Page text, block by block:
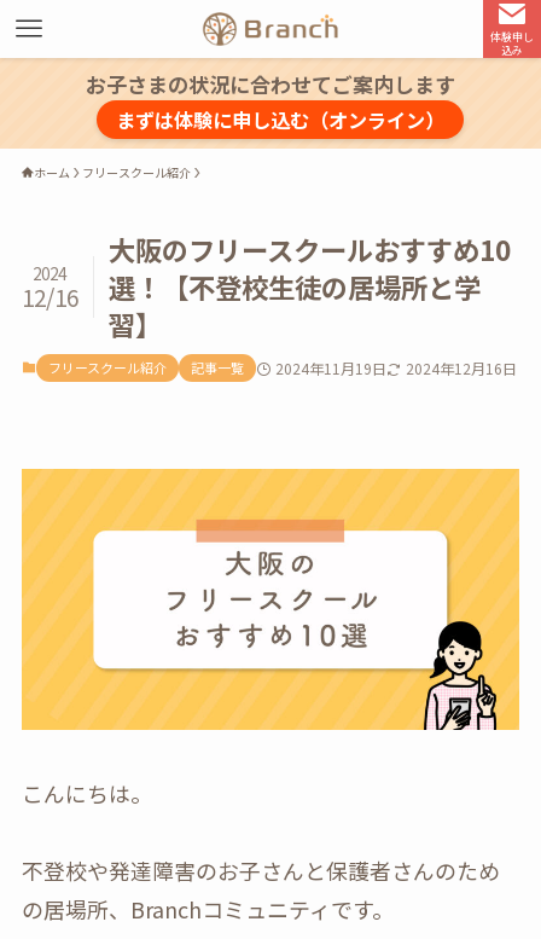
体験申し
込み
お子さまの状況に合わせてご案内します
まずは体験に申し込む（オンライン）
ホーム フリースクール紹介
大阪のフリースクールおすすめ10
選！【不登校生徒の居場所と学
習】
2024
12/16
フリースクール紹介 記事一覧 2024年11月19日 2024年12月16日
こんにちは。
不登校や発達障害のお子さんと保護者さんのため
の居場所、Branchコミュニティです。